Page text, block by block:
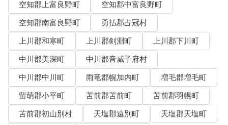
空知郡上富良野町
空知郡中富良野町
空知郡南富良野町
勇払郡占冠村
上川郡和寒町
上川郡剣淵町
上川郡下川町
中川郡美深町
中川郡音威子府村
中川郡中川町
雨竜郡幌加内町
増毛郡増毛町
留萌郡小平町
苫前郡苫前町
苫前郡羽幌町
苫前郡初山別村
天塩郡遠別町
天塩郡天塩町